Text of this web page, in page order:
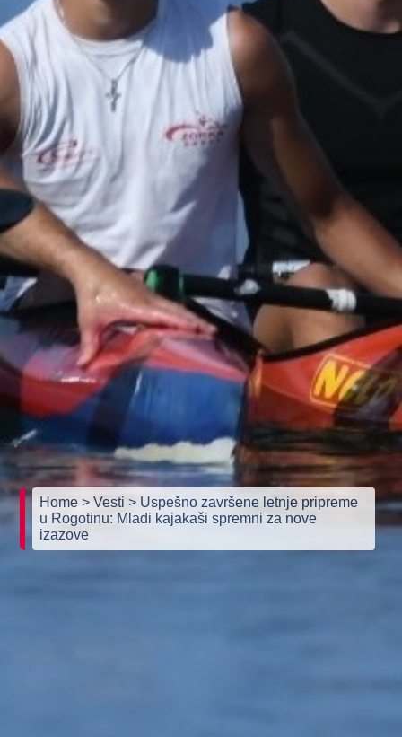
Home> Vesti> Uspešno završene letnje pripreme
u Rogotinu: Mladi kajakaši spremni za nove
izazove